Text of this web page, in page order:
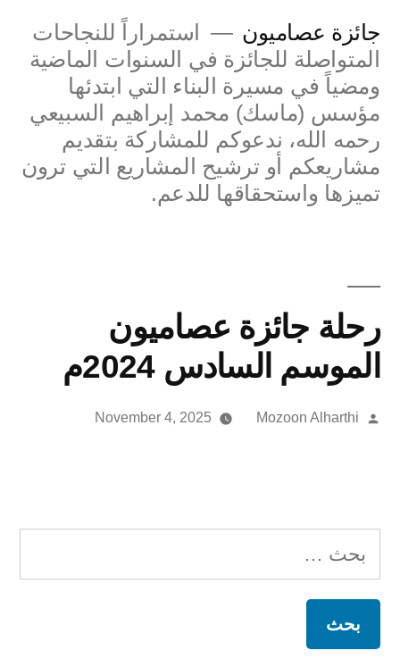
جائزة عصاميون
استمراراً للنجاحات
المتواصلة للجائزة في السنوات الماضية
ومضياً في مسيرة البناء التي ابتدئها
مؤسس (ماسك) محمد إبراهيم السبيعي
رحمه الله، ندعوكم للمشاركة بتقديم
مشاريعكم أو ترشيح المشاريع التي ترون
تميزها واستحقاقها للدعم.
رحلة جائزة عصاميون
الموسم السادس 2024م
Mozoon Alharthi
November 4, 2025